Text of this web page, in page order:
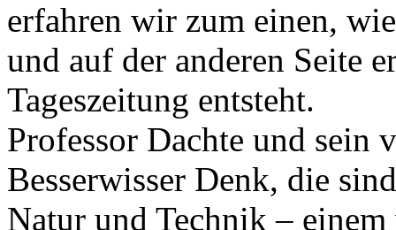
erfahren wir zum einen,
und auf der anderen Seite
Tageszeitung entsteht.
Professor Dachte und sein
Besserwisser Denk, die
Natur und Technik –